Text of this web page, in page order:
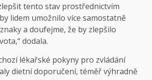
tento stav prostřednictvím
lidem umožnilo více samostatně
a doufejme, že by zlepšilo
dodala.
lékařské pokyny pro zvládání
dietní doporučení, téměř výhradně